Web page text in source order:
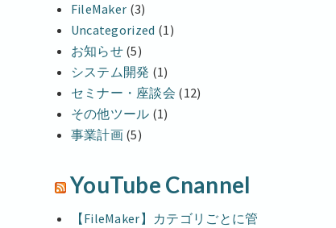
FileMaker (3)
Uncategorized (1)
お知らせ(5)
システム開発 (1)
セミナー・座談会 (12)
その他ツール (1)
事業計画(5)
YouTube Cnannel
【FileMaker】カテゴリごとに管